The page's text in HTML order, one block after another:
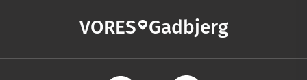
VORES Gadbjerg